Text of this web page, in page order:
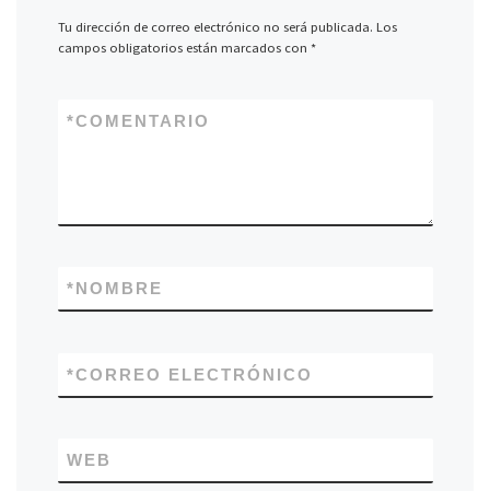
Tu dirección de correo electrónico no será publicada. Los
campos obligatorios están marcados con *
COMENTARIO
*
NOMBRE
*
CORREO ELECTRÓNICO
*
WEB